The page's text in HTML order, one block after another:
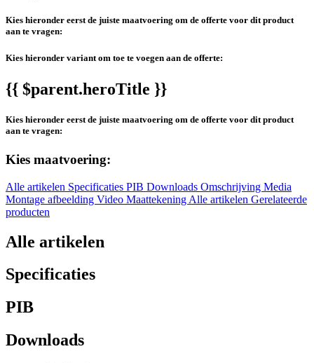
Kies hieronder eerst de juiste maatvoering om de offerte voor dit product
aan te vragen:
Kies hieronder variant om toe te voegen aan de offerte:
{{ $parent.heroTitle }}
Kies hieronder eerst de juiste maatvoering om de offerte voor dit product
aan te vragen:
Kies maatvoering:
Alle artikelen Specificaties PIB Downloads Omschrijving Media
Montage afbeelding Video Maattekening Alle artikelen Gerelateerde
producten
Alle artikelen
Specificaties
PIB
Downloads